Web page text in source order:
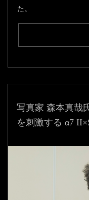
た。
写真家 森本真哉
を刺激する α7